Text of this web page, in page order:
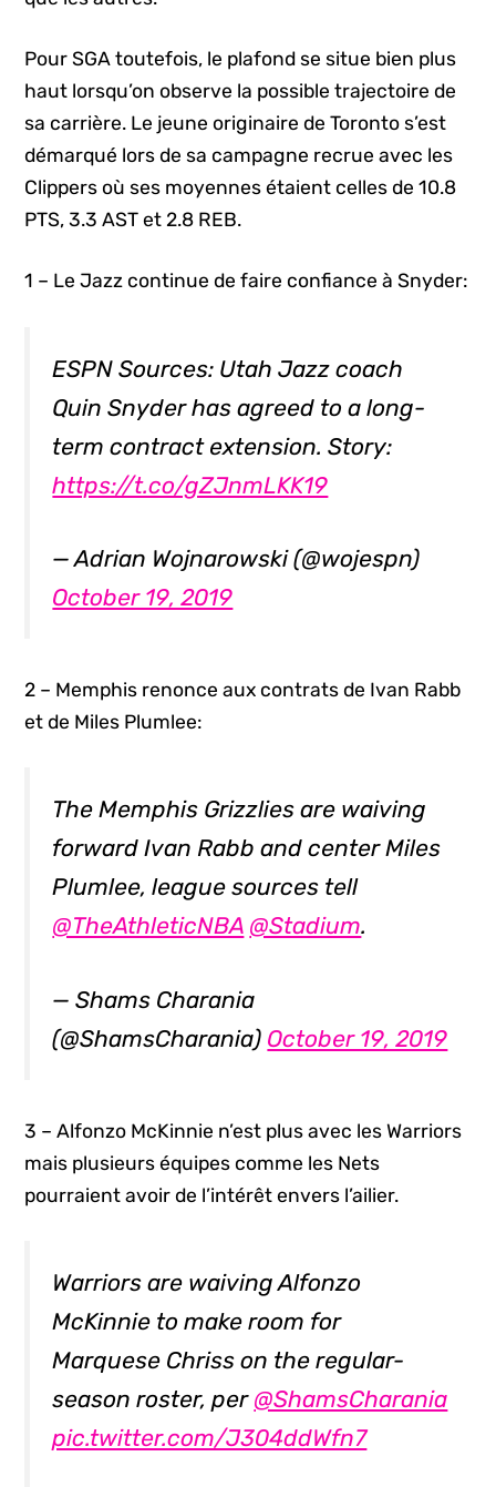
Pour SGA toutefois, le plafond se situe bien plus
haut lorsqu’on observe la possible trajectoire de
sa carrière. Le jeune originaire de Toronto s’est
démarqué lors de sa campagne recrue avec les
Clippers où ses moyennes étaient celles de 10.8
PTS, 3.3 AST et 2.8 REB.
1 – Le Jazz continue de faire confiance à Snyder:
ESPN Sources: Utah Jazz coach
Quin Snyder has agreed to a long-
term contract extension. Story:
https://t.co/gZJnmLKK19
— Adrian Wojnarowski (@wojespn)
October 19, 2019
2 – Memphis renonce aux contrats de Ivan Rabb
et de Miles Plumlee:
The Memphis Grizzlies are waiving
forward Ivan Rabb and center Miles
Plumlee, league sources tell
@TheAthleticNBA @Stadium.
— Shams Charania
(@ShamsCharania) October 19, 2019
3 – Alfonzo McKinnie n’est plus avec les Warriors
mais plusieurs équipes comme les Nets
pourraient avoir de l’intérêt envers l’ailier.
Warriors are waiving Alfonzo
McKinnie to make room for
Marquese Chriss on the regular-
season roster, per @ShamsCharania
pic.twitter.com/J304ddWfn7